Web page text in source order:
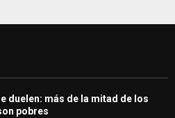
H
duelen: más de la mitad de los
pobres